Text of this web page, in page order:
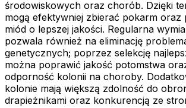
środowiskowych oraz chorób. Dzięki
mogą efektywniej zbierać pokarm oraz
miód o lepszej jakości. Regularna
pozwala również na eliminację
genetycznych; poprzez selekcję
można poprawić jakość potomstwa
odporność kolonii na choroby.
kolonie mają większą zdolność do
drapieżnikami oraz konkurencją ze